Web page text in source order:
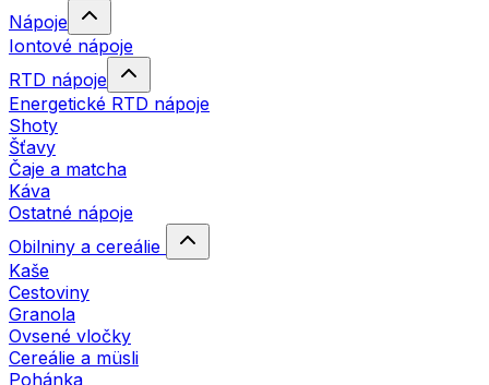
Nápoje
Iontové nápoje
RTD nápoje
Energetické RTD nápoje
Shoty
Šťavy
Čaje a matcha
Káva
Ostatné nápoje
Obilniny a cereálie
Kaše
Cestoviny
Granola
Ovsené vločky
Cereálie a müsli
Pohánka